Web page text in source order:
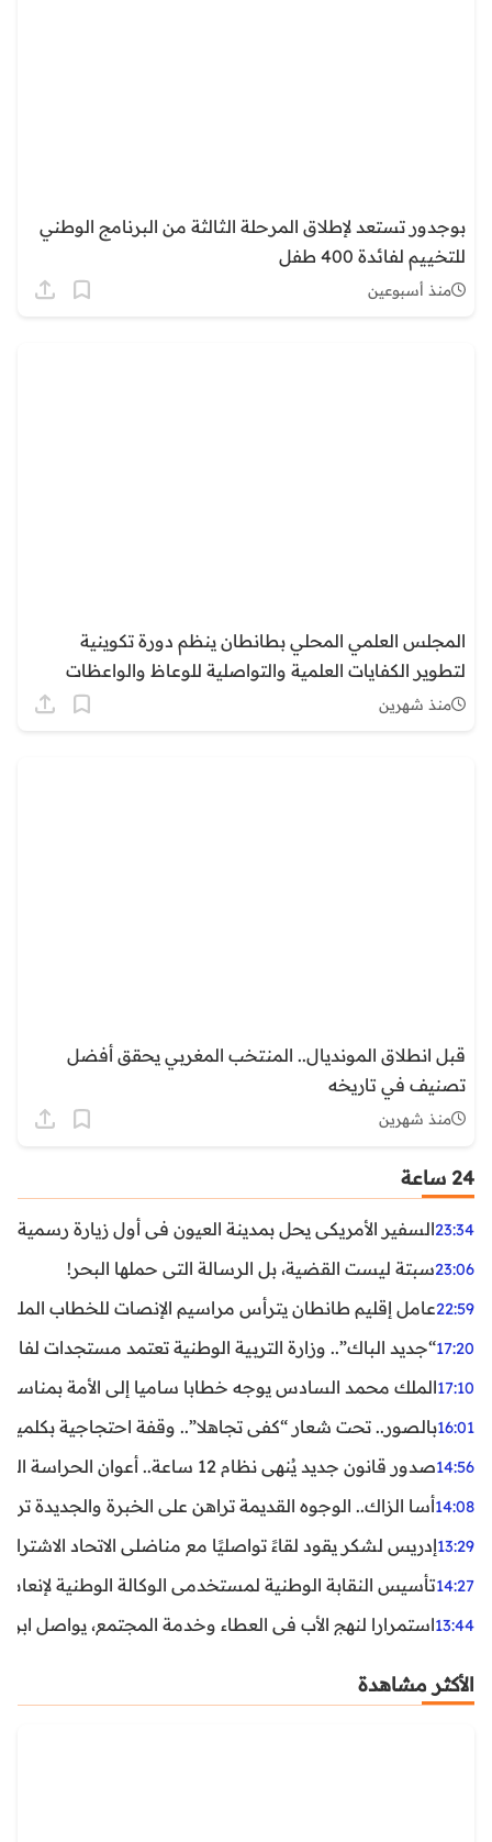
بوجدور تستعد لإطلاق المرحلة الثالثة من البرنامج الوطني
للتخييم لفائدة 400 طفل
منذ أسبوعين
المجلس العلمي المحلي بطانطان ينظم دورة تكوينية
لتطوير الكفايات العلمية والتواصلية للوعاظ والواعظات
منذ شهرين
قبل انطلاق المونديال.. المنتخب المغربي يحقق أفضل
تصنيف في تاريخه
منذ شهرين
24 ساعة
23:34السفير الأمريكي يحل بمدينة العيون في أول زيارة رسمية
23:06سبتة ليست القضية، بل الرسالة التي حملها البحر!
22:59عامل إقليم طانطان يترأس مراسيم الإنصات للخطاب
17:20“جديد الباك”.. وزارة التربية الوطنية تعتمد مستجدات
17:10الملك محمد السادس يوجه خطابا ساميا إلى الأمة بمناسبة الذكرى الـ27
16:01بالصور.. تحت شعار “كفى تجاهلا”.. وقفة احتجاجية بكلميم
14:56صدور قانون جديد يُنهي نظام 12 ساعة.. أعوان الحراسة الخاصة يستفيدون من المدة القانونية للشغل
14:08أسا الزاك.. الوجوه القديمة تراهن على الخبرة والجديدة
13:29إدريس لشكر يقود لقاءً تواصليًا مع مناضلي الاتحاد
14:27تأسيس النقابة الوطنية لمستخدمي الوكالة الوطنية
13:44استمرارا لنهج الأب في العطاء وخدمة المجتمع، يواصل ابن
الأكثر مشاهدة